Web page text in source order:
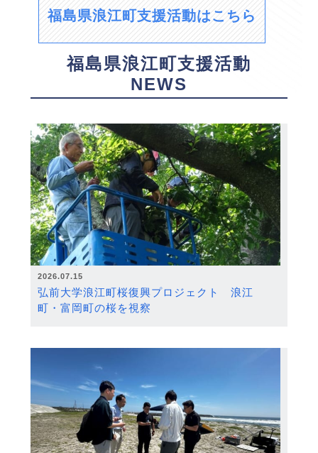
福島県浪江町支援活動はこちら
福島県浪江町支援活動
NEWS
2026.07.15
弘前大学浪江町桜復興プロジェクト 浪江
町・富岡町の桜を視察